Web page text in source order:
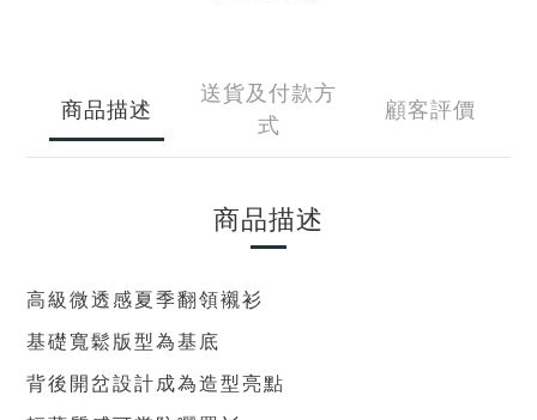
商品描述
送貨及付款方
式
顧客評價
商品描述
高級微透感夏季翻領襯衫
基礎寬鬆版型為基底
背後開岔設計成為造型亮點